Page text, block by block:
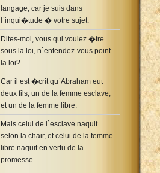
langage, car je suis dans
l`inqui�tude � votre sujet.
Dites-moi, vous qui voulez �tre
sous la loi, n`entendez-vous point
la loi?
Car il est �crit qu`Abraham eut
deux fils, un de la femme esclave,
et un de la femme libre.
Mais celui de l`esclave naquit
selon la chair, et celui de la femme
libre naquit en vertu de la
promesse.